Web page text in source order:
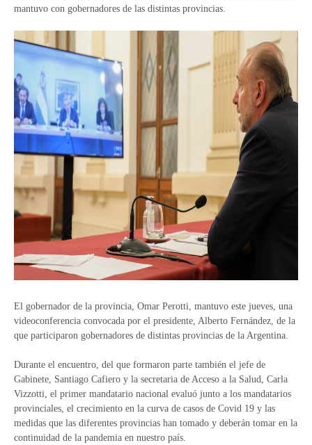
mantuvo con gobernadores de las distintas provincias.
El gobernador de la provincia, Omar Perotti, mantuvo este jueves, una
videoconferencia convocada por el presidente, Alberto Fernández, de la
que participaron gobernadores de distintas provincias de la Argentina.
Durante el encuentro, del que formaron parte también el jefe de
Gabinete, Santiago Cafiero y la secretaria de Acceso a la Salud, Carla
Vizzotti, el primer mandatario nacional evaluó junto a los mandatarios
provinciales, el crecimiento en la curva de casos de Covid 19 y las
medidas que las diferentes provincias han tomado y deberán tomar en la
continuidad de la pandemia en nuestro país.